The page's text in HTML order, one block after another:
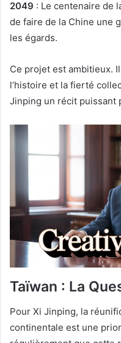
2049 : Le centenaire de
de faire de la Chine une
les égards.
Ce projet est ambitieux.
l’histoire et la fierté
Jinping un récit puissant
Taïwan : La
Pour Xi Jinping, la
continentale est une